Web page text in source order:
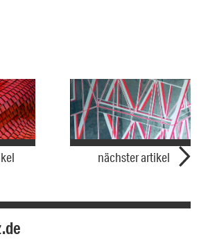
nächster artikel